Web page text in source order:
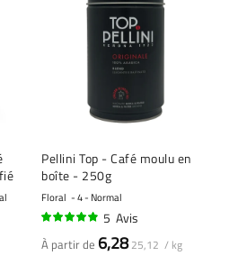
Pellini Top - Café moulu en
boîte - 250g
Floral 4 - Normal
5 Avis
À partir de 6,28 25,12 / kg